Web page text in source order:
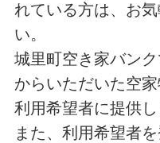
れている方は、お
い。
城里町空き家バン
からいただいた空
利用希望者に提供し
また、利用希望者